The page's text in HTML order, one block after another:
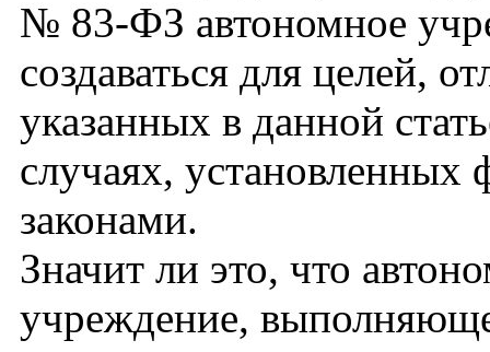
№ 83-ФЗ автономное
создаваться для целей,
указанных в данной
случаях, установленных
законами.
Значит ли это, что
учреждение,